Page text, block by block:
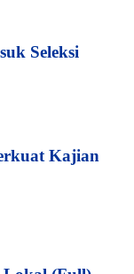
Seleksi
Kajian